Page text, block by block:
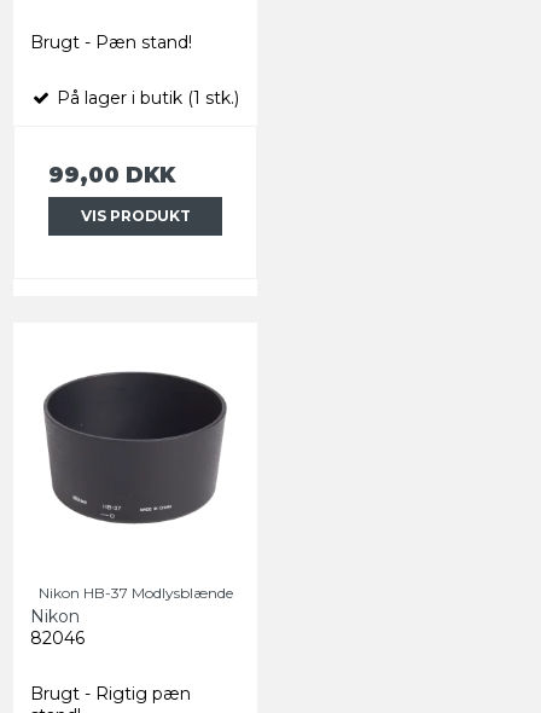
Brugt - Pæn stand!
På lager i butik (1 stk.)
99,00 DKK
VIS PRODUKT
Nikon HB-37 Modlysblænde
Nikon
82046
Brugt - Rigtig pæn